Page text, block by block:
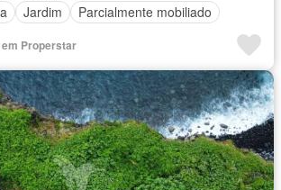
Jardim Parcialmente mobiliado
em Properstar